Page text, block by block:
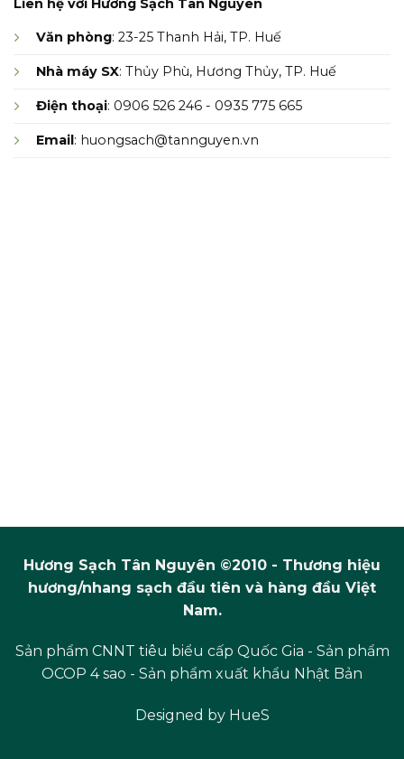
Liên hệ với Hương Sạch Tân Nguyên
Văn phòng: 23-25 Thanh Hải, TP. Huế
Nhà máy SX: Thủy Phù, Hương Thủy, TP. Huế
Điện thoại: 0906 526 246 - 0935 775 665
Email: huongsach@tannguyen.vn
Hương Sạch Tân Nguyên ©2010 - Thương hiệu
hương/nhang sạch đầu tiên và hàng đầu Việt
Nam.
Sản phẩm CNNT tiêu biểu cấp Quốc Gia - Sản phẩm
OCOP 4 sao - Sản phẩm xuất khẩu Nhật Bản
Designed by HueS